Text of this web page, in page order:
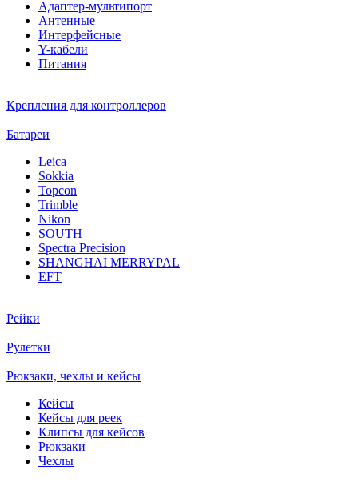
Адаптер-мультипорт
Антенные
Интерфейсные
Y-кабели
Питания
Крепления для контроллеров
Батареи
Leica
Sokkia
Topcon
Trimble
Nikon
SOUTH
Spectra Precision
SHANGHAI MERRYPAL
EFT
Рейки
Рулетки
Рюкзаки, чехлы и кейсы
Кейсы
Кейсы для реек
Клипсы для кейсов
Рюкзаки
Чехлы